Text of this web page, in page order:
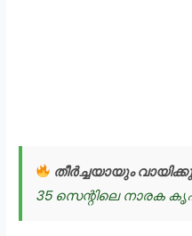
തീർച്ചയായും
35 സെന്റിലെ നാരക